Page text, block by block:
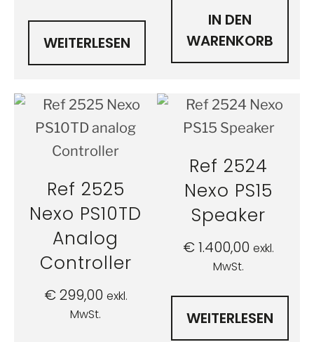
WEITERLESEN
IN DEN
WARENKORB
Ref 2525
Nexo PS10TD
Analog
Controller
€299,00 exkl.
MwSt.
Ref 2524
Nexo PS15
Speaker
€1.400,00 exkl.
MwSt.
WEITERLESEN